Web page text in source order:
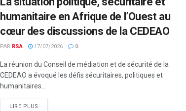
humanitaire en Afrique de l’Ouest au
cœur des discussions de la CEDEAO
PAR RSA 17/07/2026 0
La réunion du Conseil de médiation et de sécurité de la
CEDEAO a évoqué les défis sécuritaires, politiques et
humanitaires...
LIRE PLUS